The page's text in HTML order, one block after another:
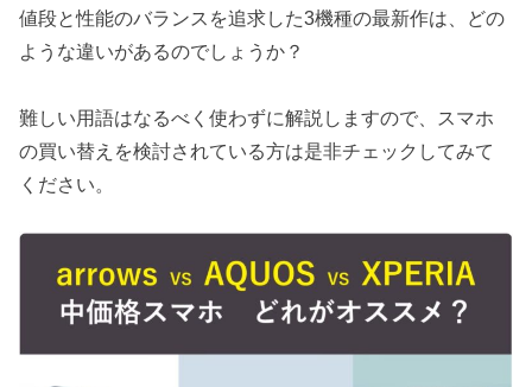
値段と性能のバランスを追求した3機種の最新作は、どの
ような違いがあるのでしょうか？
難しい用語はなるべく使わずに解説しますので、スマホ
の買い替えを検討されている方は是非チェックしてみて
ください。